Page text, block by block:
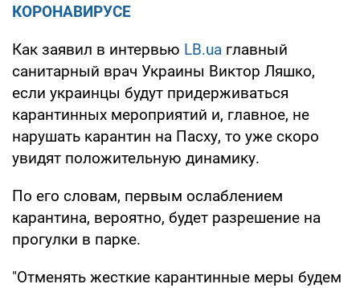
КОРОНАВИРУСЕ
Как заявил в интервью LB.ua главный
санитарный врач Украины Виктор Ляшко,
если украинцы будут придерживаться
карантинных мероприятий и, главное, не
нарушать карантин на Пасху, то уже скоро
увидят положительную динамику.
По его словам, первым ослаблением
карантина, вероятно, будет разрешение на
прогулки в парке.
"Отменять жесткие карантинные меры будем